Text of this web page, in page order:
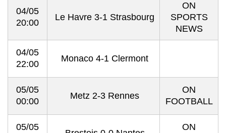
04/05
20:00
Le Havre 3-1 Strasbourg
ON
SPORTS
NEWS
04/05
22:00
Monaco 4-1 Clermont
05/05
00:00
Metz 2-3 Rennes
ON
FOOTBALL
05/05
ON